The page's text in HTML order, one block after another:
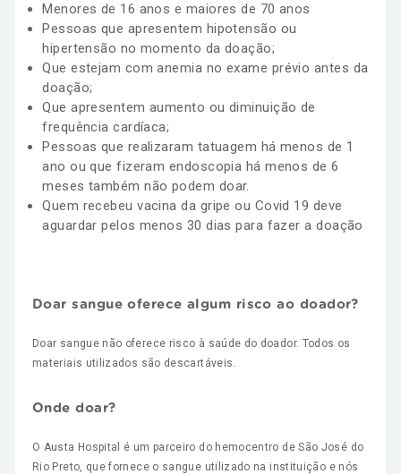
Menores de 16 anos e maiores de 70 anos
Pessoas que apresentem hipotensão ou
hipertensão no momento da doação;
Que estejam com anemia no exame prévio antes da
doação;
Que apresentem aumento ou diminuição de
frequência cardíaca;
Pessoas que realizaram tatuagem há menos de 1
ano ou que fizeram endoscopia há menos de 6
meses também não podem doar.
Quem recebeu vacina da gripe ou Covid 19 deve
aguardar pelos menos 30 dias para fazer a doação
Doar sangue oferece algum risco ao doador?
Doar sangue não oferece risco à saúde do doador. Todos os
materiais utilizados são descartáveis.
Onde doar?
O Austa Hospital é um parceiro do hemocentro de São José do
Rio Preto, que fornece o sangue utilizado na instituição e nós